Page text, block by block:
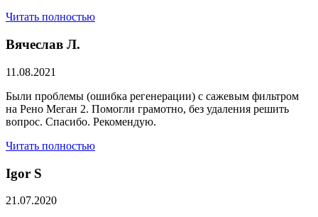
Читать полностью
Вячеслав Л.
11.08.2021
Были проблемы (ошибка регенерации) с сажевым фильтром
на Рено Меган 2. Помогли грамотно, без удаления решить
вопрос. Спасибо. Рекомендую.
Читать полностью
​Igor S
21.07.2020